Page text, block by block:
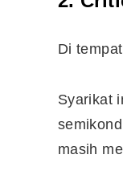
Di
Syarikat
masih